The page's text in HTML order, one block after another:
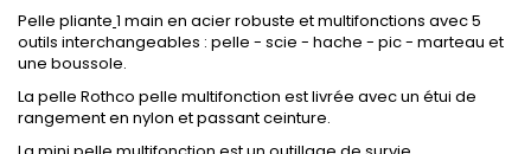
Pelle pliante 1 main en acier robuste et multifonctions avec 5
outils interchangeables : pelle - scie - hache - pic - marteau et
une boussole.
La pelle Rothco pelle multifonction est livrée avec un étui de
rangement en nylon et passant ceinture.